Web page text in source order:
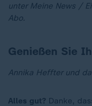
unter Meine News /
Abo.
Genießen Sie
Annika Heffter und
Alles gut? Danke,